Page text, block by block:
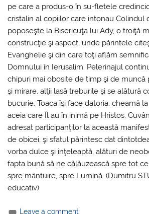
pe care a produs-o în su-fletele
cristalin al copiilor care intonau Colindul
poposeşte la Bisericuţa lui Ady, o troiţă
construcţie şi aspect, unde părintele
Evanghelie şi din care toţi aflăm
Domnului în Ierusalim. Pelerinajul
chipuri mai obosite de timp şi de muncă
şi mirare, alţii lasă treburile şi se alătură
bucurie. Toaca îşi face datoria, cheamă
aceia care Îl au în inimă pe Hristos.
adresat participanţilor la această
de obicei, şi sfatul părintesc dat
vorba dulce şi înţeleaptă, alături de
fapta bună să ne călăuzească spre tot
spre mântuire, spre Lumină. (Dumitru
educativ)
Leave a comment